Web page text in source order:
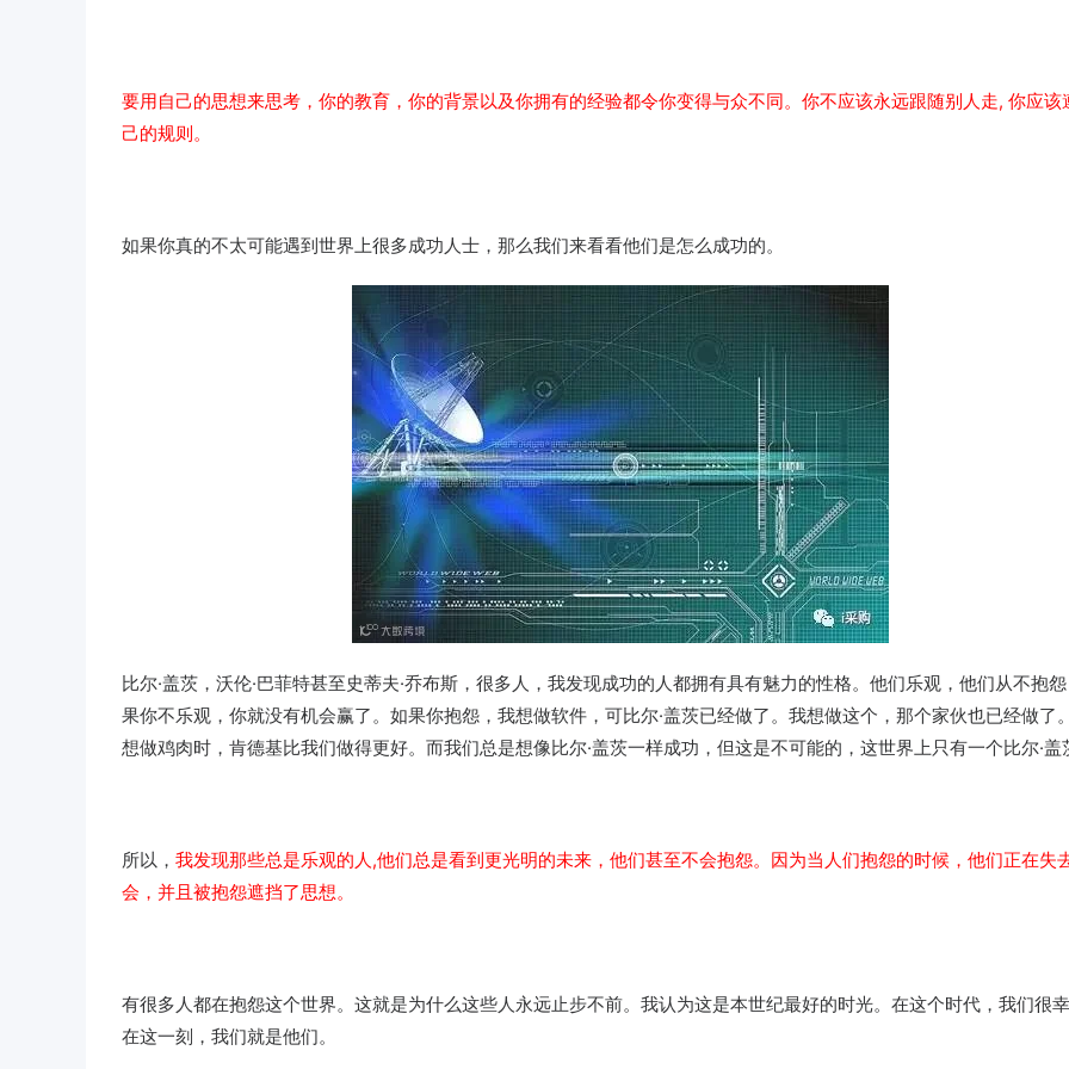
要用自己的思想来思考，你的教育，你的背景以及你拥有的经验都令你变得与众不同。你不应该永远跟随别人走, 你应该
己的规则。
如果你真的不太可能遇到世界上很多成功人士，那么我们来看看他们是怎么成功的。
比尔·盖茨，沃伦·巴菲特甚至史蒂夫·乔布斯，很多人，我发现成功的人都拥有具有魅力的性格。他们乐观，他们从不抱
果你不乐观，你就没有机会赢了。如果你抱怨，我想做软件，可比尔·盖茨已经做了。我想做这个，那个家伙也已经做了
想做鸡肉时，肯德基比我们做得更好。而我们总是想像比尔·盖茨一样成功，但这是不可能的，这世界上只有一个比尔·盖
所以， 我发现那些总是乐观的人,他们总是看到更光明的未来，他们甚至不会抱怨。因为当人们抱怨的时候，他们正在失
会，并且被抱怨遮挡了思想。
有很多人都在抱怨这个世界。这就是为什么这些人永远止步不前。我认为这是本世纪最好的时光。在这个时代，我们很
在这一刻，我们就是他们。